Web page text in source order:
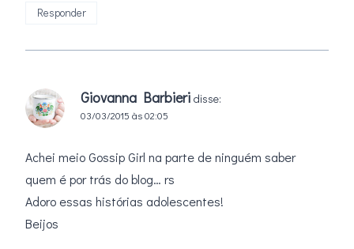
Responder
Giovanna Barbieri disse:
03/03/2015 às 02:05
Achei meio Gossip Girl na parte de ninguém saber
quem é por trás do blog… rs
Adoro essas histórias adolescentes!
Beijos